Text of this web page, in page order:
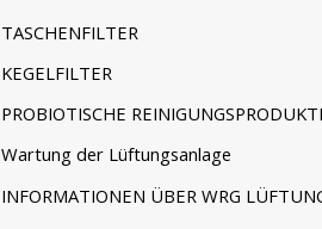
TASCHENFILTER
KEGELFILTER
PROBIOTISCHE
Wartung der Lüftungsanlage
INFORMATIONEN ÜBER WRG